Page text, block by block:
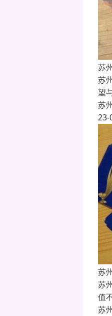
苏
苏
望
苏
23-
苏
苏
值
苏